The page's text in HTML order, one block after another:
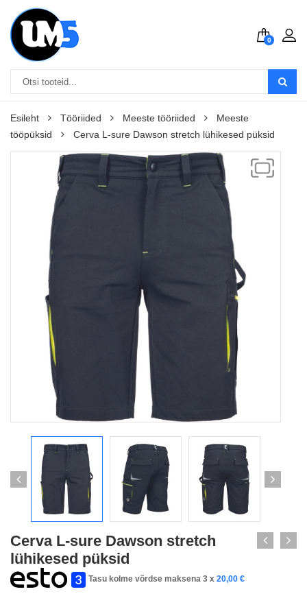
0
Esileht Tööriided Meeste tööriided
Meeste
tööpüksid
Cerva L-sure Dawson stretch lühikesed püksid
Cerva L-sure Dawson stretch
lühikesed püksid
Tasu kolme võrdse maksena 3 x 20,00 €